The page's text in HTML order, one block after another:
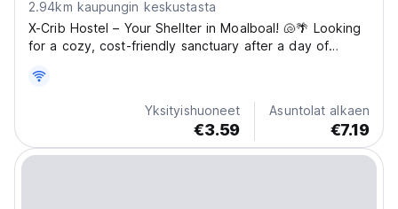
2.94km kaupungin keskustasta
X-Crib Hostel – Your Shellter in Moalboal! 🐚🌴 Looking
for a cozy, cost-friendly sanctuary after a day of
nomads and backpackers to rest, recharge, and
connect. 🌟 Why Stay With Us? ✔ Rest in Comfort –
Yksityishuoneet
€3.59
Asuntolat alkaen
€7.19